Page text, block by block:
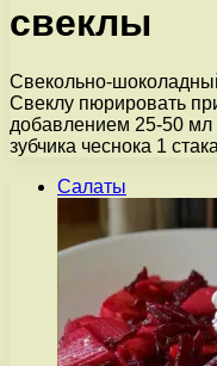
свеклы
Свекольно-
Свеклу пюрировать
добавлением 25-50
зубчика чеснока 1
Салаты